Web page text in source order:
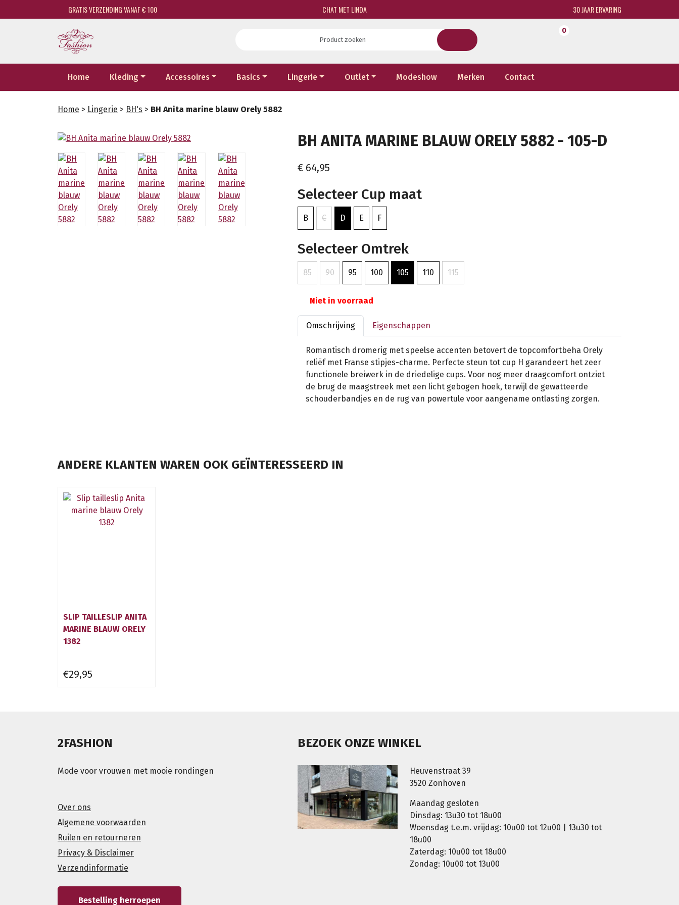
GRATIS VERZENDING VANAF € 100 CHAT MET LINDA 30 JAAR ERVARING
0
Home Kleding Accessoires Basics Lingerie Outlet Modeshow Merken Contact
Home > Lingerie > BH's > BH Anita marine blauw Orely 5882
BH ANITA MARINE BLAUW ORELY 5882 - 105-D
€ 64,95
Selecteer Cup maat
B C D E F
Selecteer Omtrek
85 90 95 100 105 110 115
Niet in voorraad
Omschrijving Eigenschappen
Romantisch dromerig met speelse accenten betovert de topcomfortbeha Orely
reliëf met Franse stipjes-charme. Perfecte steun tot cup H garandeert het zeer
functionele breiwerk in de driedelige cups. Voor nog meer draagcomfort ontziet
de brug de maagstreek met een licht gebogen hoek, terwijl de gewatteerde
schouderbandjes en de rug van powertule voor aangename ontlasting zorgen.
ANDERE KLANTEN WAREN OOK GEÏNTERESSEERD IN
SLIP TAILLESLIP ANITA
MARINE BLAUW ORELY
1382
€29,95
2FASHION
Mode voor vrouwen met mooie rondingen
Over ons
Algemene voorwaarden
Ruilen en retourneren
Privacy & Disclaimer
Verzendinformatie
Bestelling herroepen
BEZOEK ONZE WINKEL
Heuvenstraat 39
3520 Zonhoven
Maandag gesloten
Dinsdag: 13u30 tot 18u00
Woensdag t.e.m. vrijdag: 10u00 tot 12u00 | 13u30 tot
18u00
Zaterdag: 10u00 tot 18u00
Zondag: 10u00 tot 13u00